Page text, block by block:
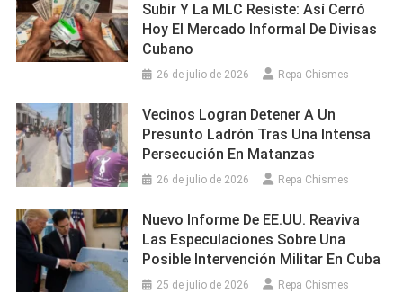
Subir Y La MLC Resiste: Así Cerró
Hoy El Mercado Informal De Divisas
Cubano
26 de julio de 2026 Repa Chismes
Vecinos Logran Detener A Un
Presunto Ladrón Tras Una Intensa
Persecución En Matanzas
26 de julio de 2026 Repa Chismes
Nuevo Informe De EE.UU. Reaviva
Las Especulaciones Sobre Una
Posible Intervención Militar En Cuba
25 de julio de 2026 Repa Chismes